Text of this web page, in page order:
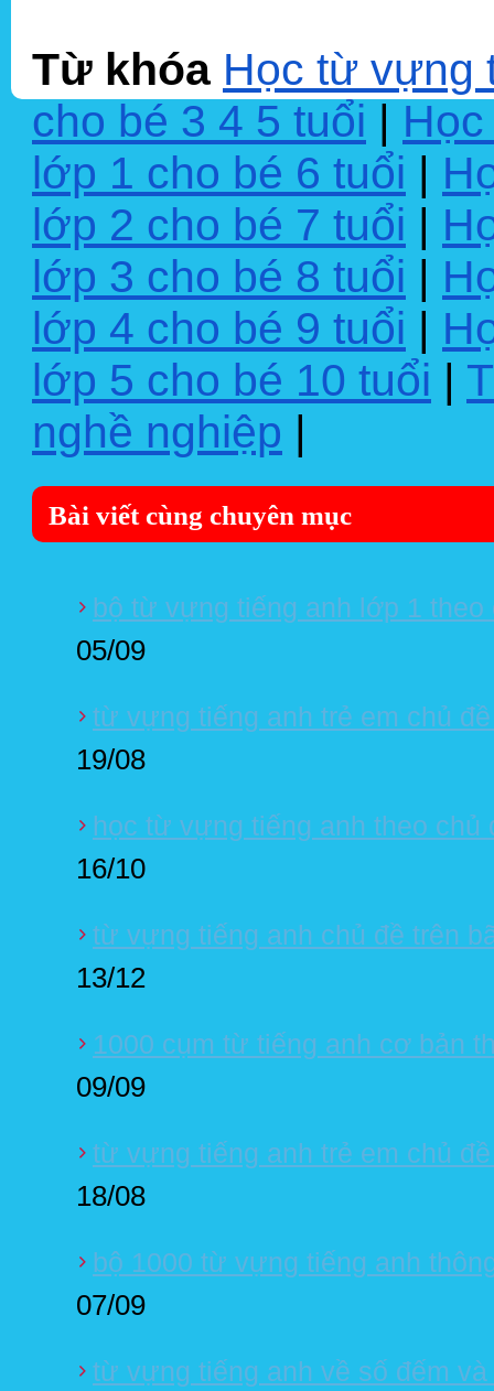
Từ khóa Học từ vựng
cho bé 3 4 5 tuổi |
lớp 1 cho bé 6 tuổi |
lớp 2 cho bé 7 tuổi |
lớp 3 cho bé 8 tuổi |
lớp 4 cho bé 9 tuổi |
lớp 5 cho bé 10 tuổi |
nghề nghiệp |
Bài viết cùng chuyên mục
bộ từ vựng tiếng anh lớp 1 theo
05/09
từ vựng tiếng anh trẻ em chủ
19/08
học từ vựng tiếng anh theo chủ
16/10
từ vựng tiếng anh chủ đề trên
13/12
1000 cụm từ tiếng anh cơ bản
09/09
từ vựng tiếng anh trẻ em chủ
18/08
bộ 1000 từ vựng tiếng anh
07/09
từ vựng tiếng anh về số đếm